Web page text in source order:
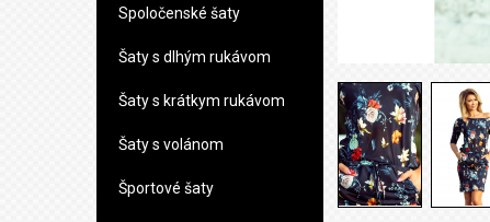
Spoločenské šaty
Šaty s dlhým rukávom
Šaty s krátkym rukávom
Šaty s volánom
Športové šaty